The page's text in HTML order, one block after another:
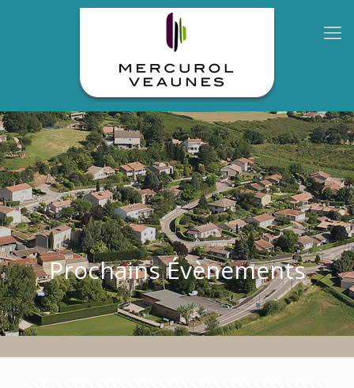
Prochains Évènements